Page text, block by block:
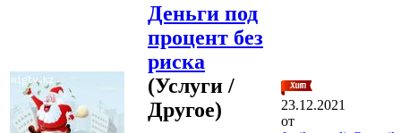
Деньги под
процент без
риска
(Услуги /
Другое)
23.12.2021
от